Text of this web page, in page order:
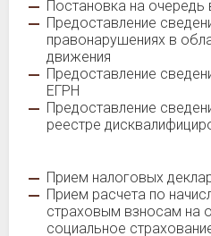
Постановка на очередь
Предоставление
правонарушениях в
движения
Предоставление
ЕГРН
Предоставление
реестре
Прием налоговых
Прием расчета по
страховым взносам на
социальное